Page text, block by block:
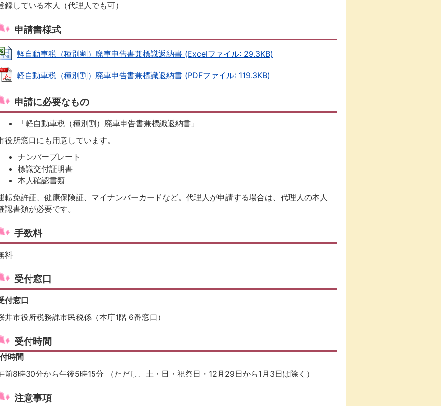
録している本人（代理人でも可）
申請書様式
軽自動車税（種別割）廃車申告書兼標識返納書 (Excelファイル: 29.3KB)
軽自動車税（種別割）廃車申告書兼標識返納書 (PDFファイル: 119.3KB)
申請に必要なもの
「軽自動車税（種別割）廃車申告書兼標識返納書」
役所窓口にも用意しています。
ナンバープレート
標識交付証明書
本人確認書類
転免許証、健康保険証、マイナンバーカードなど。代理人が申請する場合は、代理人の本人
認書類が必要です。
手数料
料
受付窓口
付窓口
井市役所税務課市民税係（本庁1階 6番窓口）
受付時間
時間
前8時30分から午後5時15分 （ただし、土・日・祝祭日・12月29日から1月3日は除く）
注意事項